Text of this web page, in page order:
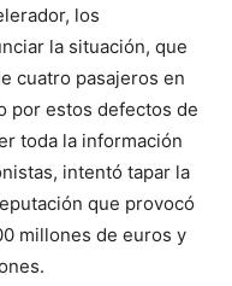
los
la situación, que
cuatro pasajeros en
por estos defectos de
toda la información
intentó tapar la
que provocó
millones de euros y